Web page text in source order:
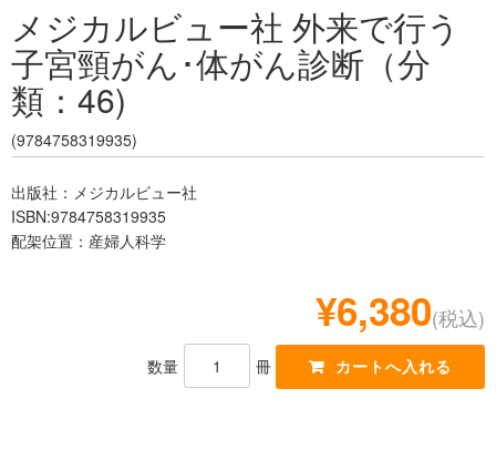
レジデント
メジカルビュー社 外来で行う
子宮頸がん･体がん診断（分
類：46)
(9784758319935)
出版社：メジカルビュー社
ISBN:9784758319935
配架位置：産婦人科学
¥6,380(税込)
数量 冊